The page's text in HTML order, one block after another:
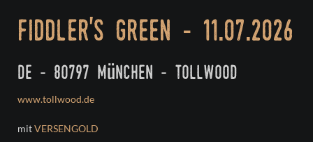
fiddler's green - 11.07.2026
de - 80797 münchen - tollwood
www.tollwood.de
mitVERSENGOLD